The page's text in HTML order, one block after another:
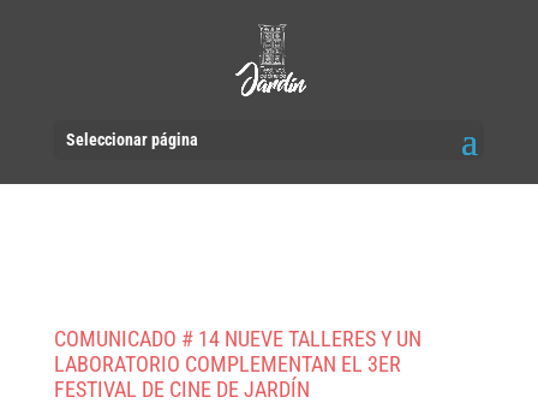
Seleccionar página
COMUNICADO # 14 NUEVE TALLERES Y UN
LABORATORIO COMPLEMENTAN EL 3ER
FESTIVAL DE CINE DE JARDÍN